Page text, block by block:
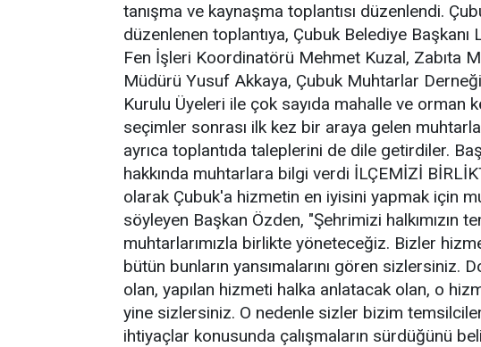
tanışma ve kaynaşma toplantısı düzenlendi.
düzenlenen toplantıya, Çubuk Belediye
Fen İşleri Koordinatörü Mehmet Kuzal, Zabıta
Müdürü Yusuf Akkaya, Çubuk Muhtarlar Derneği
Kurulu Üyeleri ile çok sayıda mahalle ve orman
seçimler sonrası ilk kez bir araya gelen
ayrıca toplantıda taleplerini de dile getirdiler.
hakkında muhtarlara bilgi verdi İLÇEMİZİ
olarak Çubuk'a hizmetin en iyisini yapmak için
söyleyen Başkan Özden, "Şehrimizi halkımızın
muhtarlarımızla birlikte yöneteceğiz. Bizler
bütün bunların yansımalarını gören sizlersiniz.
olan, yapılan hizmeti halka anlatacak olan, o
yine sizlersiniz. O nedenle sizler bizim
ihtiyaçlar konusunda çalışmaların sürdüğünü